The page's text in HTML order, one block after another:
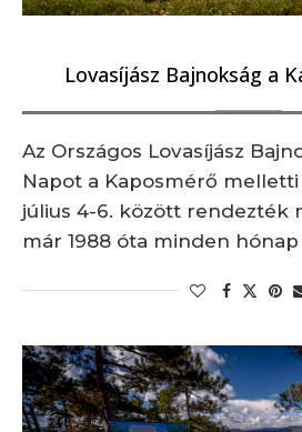
Lovasíjász Bajnokság a
Az Országos Lovasíjász
Napot a Kaposmérő
július 4-6. között rendezték
már 1988 óta minden